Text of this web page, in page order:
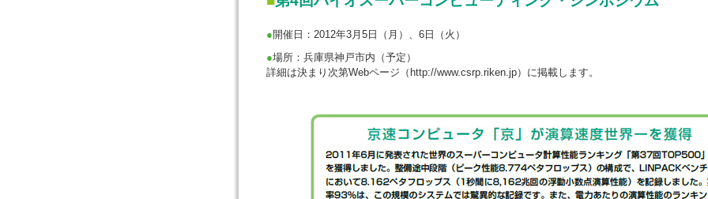
●開催日：2012年3月5日（月）、6日（火）
●場所：兵庫県神戸市内（予定）
詳細は決まり次第Webページ（http://www.csrp.riken.jp）に掲載します。